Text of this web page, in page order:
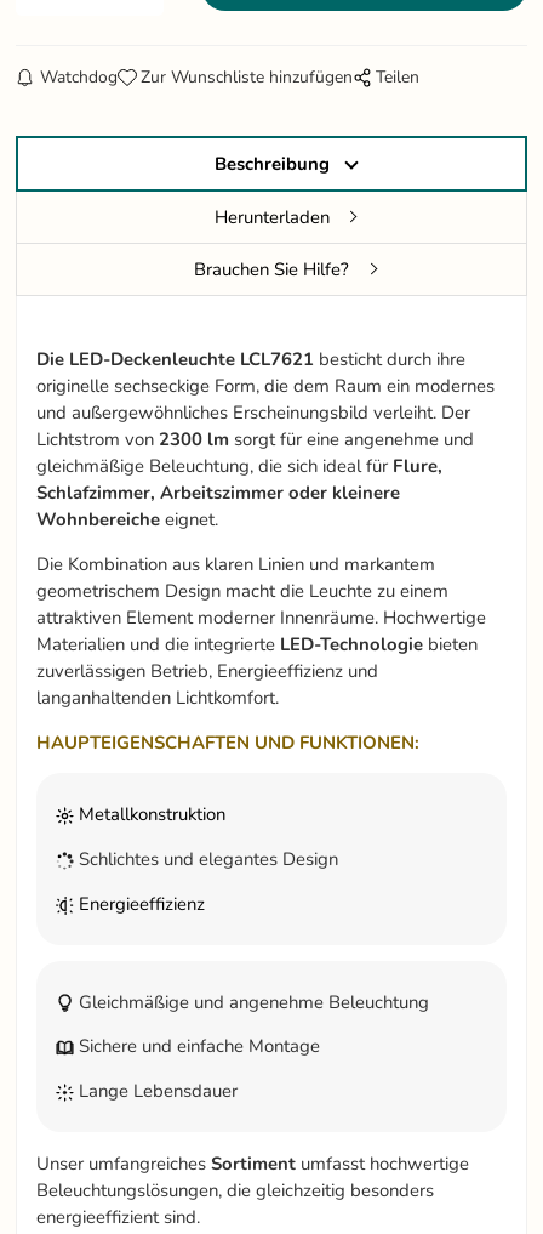
Watchdog Zur Wunschliste hinzufügen Teilen
Beschreibung
Herunterladen
Brauchen Sie Hilfe?
Die LED-Deckenleuchte LCL7621 besticht durch ihre
originelle sechseckige Form, die dem Raum ein modernes
und außergewöhnliches Erscheinungsbild verleiht. Der
Lichtstrom von 2300 lm sorgt für eine angenehme und
gleichmäßige Beleuchtung, die sich ideal für Flure,
Schlafzimmer, Arbeitszimmer oder kleinere
Wohnbereiche eignet.
Die Kombination aus klaren Linien und markantem
geometrischem Design macht die Leuchte zu einem
attraktiven Element moderner Innenräume. Hochwertige
Materialien und die integrierte LED-Technologie bieten
zuverlässigen Betrieb, Energieeffizienz und
langanhaltenden Lichtkomfort.
HAUPTEIGENSCHAFTEN UND FUNKTIONEN:
Metallkonstruktion
Schlichtes und elegantes Design
Energieeffizienz
Gleichmäßige und angenehme Beleuchtung
Sichere und einfache Montage
Lange Lebensdauer
Unser umfangreichesSortiment umfasst hochwertige
Beleuchtungslösungen, die gleichzeitig besonders
energieeffizient sind.